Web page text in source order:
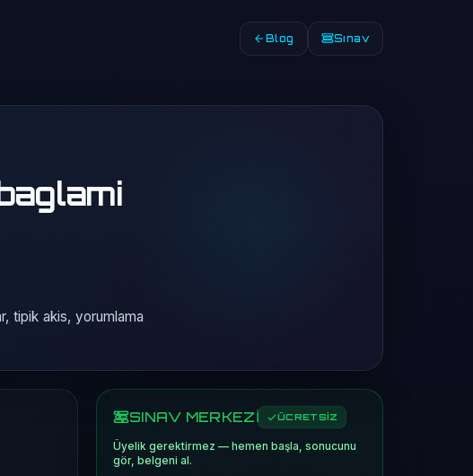
Blog Sınav
tipik akis, yorumlama
SINAV MERKEZİ ÜCRETSİZ
Üyelik gerektirmez — hemen başla, sonucunu
gör, belgeni al.